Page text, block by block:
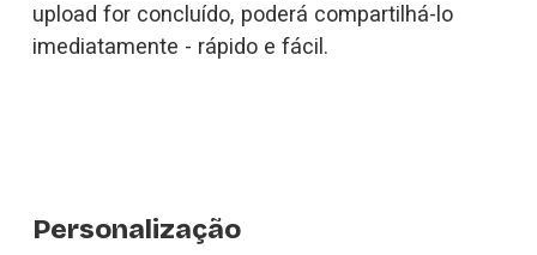
upload for concluído, poderá compartilhá-lo
imediatamente - rápido e fácil.
Personalização